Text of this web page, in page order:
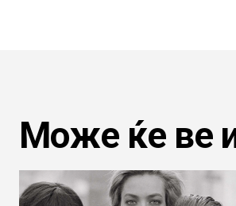
Може ќе ве